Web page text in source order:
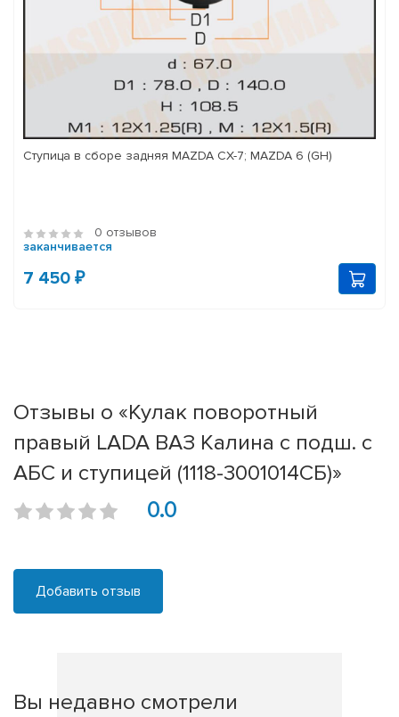
Ступица в сборе задняя MAZDA CX-7; MAZDA 6 (GH)
0 отзывов
заканчивается
7 450 ₽
Отзывы о «Кулак поворотный
правый LADA ВАЗ Калина с подш. с
АБС и ступицей (1118-3001014СБ)»
0.0
Добавить отзыв
Вы недавно смотрели